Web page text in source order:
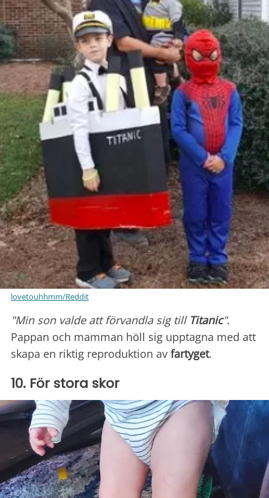
lovetouhhmm/Reddit
"Min son valde att förvandla sig till Titanic".
Pappan och mamman höll sig upptagna med att
skapa en riktig reproduktion av fartyget.
10. För stora skor